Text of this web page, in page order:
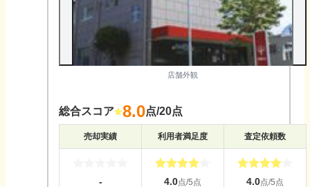
店舗外観
総合スコア 8.0点/20点
売却実績 利用者満足度 査定依頼数
- 4.0点/5点 4.0点/5点